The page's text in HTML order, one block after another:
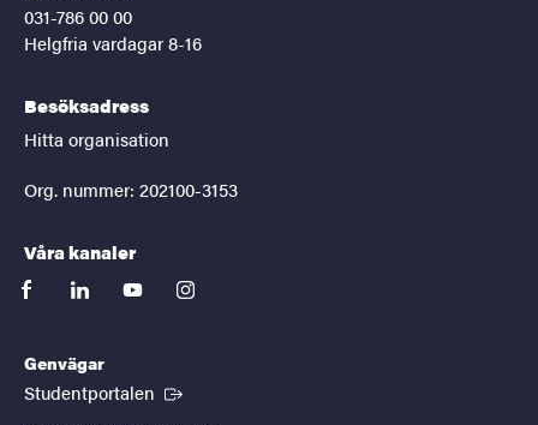
031-786 00 00
Helgfria vardagar 8-16
Besöksadress
Hitta organisation
Org. nummer: 202100-3153
Våra kanaler
facebooklinkedinyoutubeinstagram
Genvägar
Studentportalen (Extern länk)